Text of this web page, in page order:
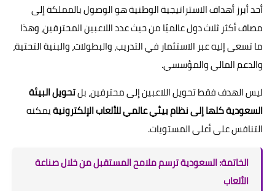
أحد أبرز أهداف الاستراتيجية الوطنية هو الوصول بالمملكة إلى
مصاف أكثر ثلاث دول عالميًا من حيث عدد اللاعبين المحترفين، وهذا
ما تسعى إليه عبر الاستثمار في التدريب، والبطولات، والبنية التحتية،
والدعم المالي والمؤسسي.
ليس الهدف فقط تحويل اللاعبين إلى محترفين، بلتحويل البيئة
السعودية كلها إلى نظام بيئي عالمي للألعاب الإلكترونيةيمكنه
التنافس على أعلى المستويات.
الخاتمة: السعودية ترسم ملامح المستقبل من خلال صناعة
الألعاب